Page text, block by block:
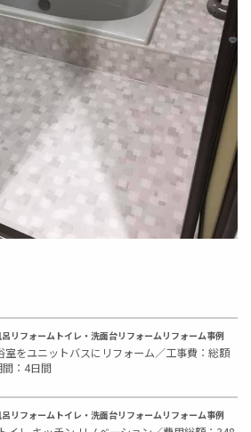
呂リフォーム トイレ・洗面台リフォーム リフォーム事例
室をユニットバスにリフォーム／工事費：総額
：4日間
呂リフォーム トイレ・洗面台リフォーム リフォーム事例